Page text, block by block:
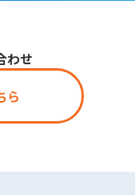
わせ
ら